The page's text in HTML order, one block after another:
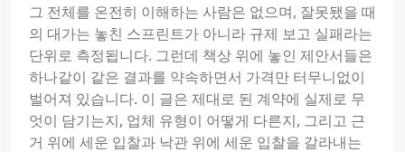
그 전체를 온전히 이해하는 사람은 없으며, 잘못됐을 때
의 대가는 놓친 스프린트가 아니라 규제 보고 실패라는
단위로 측정됩니다. 그런데 책상 위에 놓인 제안서들은
하나같이 같은 결과를 약속하면서 가격만 터무니없이
벌어져 있습니다. 이 글은 제대로 된 계약에 실제로 무
엇이 담기는지, 업체 유형이 어떻게 다른지, 그리고 근
거 위에 세운 입찰과 낙관 위에 세운 입찰을 갈라내는